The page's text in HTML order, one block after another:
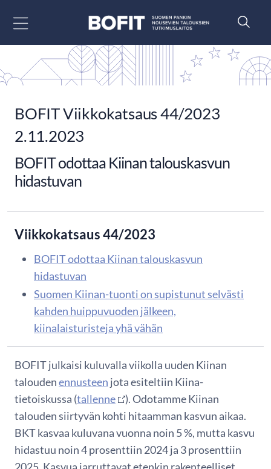
BOFIT Viikkokatsaus 44/2023
2.11.2023
BOFIT odottaa Kiinan talouskasvun
hidastuvan
Viikkokatsaus 44/2023
BOFIT odottaa Kiinan talouskasvun
hidastuvan
Suomen Kiinan-tuonti on supistunut selvästi
kahden huippuvuoden jälkeen,
kiinalaisturisteja yhä vähän
BOFIT julkaisi kuluvalla viikolla uuden Kiinan
taloudenennusteen jota esiteltiin Kiina-
tietoiskussa (tallenne
). Odotamme Kiinan
talouden siirtyvän kohti hitaamman kasvun aikaa.
BKT kasvaa kuluvana vuonna noin 5 %, mutta kasvu
hidastuu noin 4 prosenttiin 2024 ja 3 prosenttiin